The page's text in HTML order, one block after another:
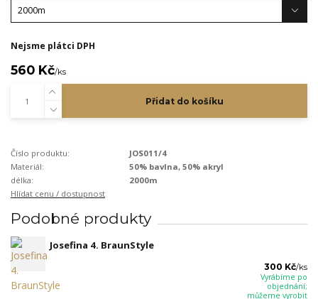
Nejsme plátci DPH
560 Kč/ks
Přidat do košíku
Číslo produktu:
JOS011/4
Materiál:
50% bavlna, 50% akryl
délka:
2000m
Hlídat cenu / dostupnost
Podobné produkty
Josefina 4. BraunStyle
300 Kč/ks
Vyrábíme po
objednání;
můžeme vyrobit